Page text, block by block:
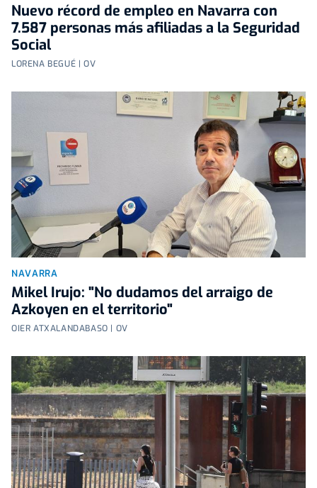
Nuevo récord de empleo en Navarra con
7.587 personas más afiliadas a la Seguridad
Social
LORENA BEGUÉ | OV
NAVARRA
Mikel Irujo: "No dudamos del arraigo de
Azkoyen en el territorio"
OIER ATXALANDABASO | OV